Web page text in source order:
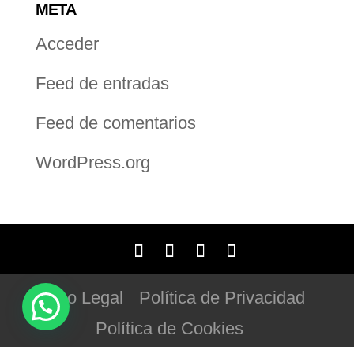
META
Acceder
Feed de entradas
Feed de comentarios
WordPress.org
Aviso Legal
Política de Privacidad
Política de Cookies